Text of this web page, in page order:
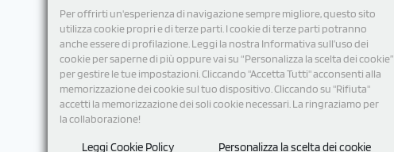
Per offrirti un'esperienza di navigazione sempre migliore, questo sito
utilizza cookie propri e di terze parti. I cookie di terze parti potranno
anche essere di profilazione. Leggi la nostra Informativa sull’uso dei
cookie per saperne di più oppure vai su “Personalizza la scelta dei cookie”
per gestire le tue impostazioni. Cliccando "Accetta Tutti" acconsenti alla
memorizzazione dei cookie sul tuo dispositivo. Cliccando su "Rifiuta"
accetti la memorizzazione dei soli cookie necessari. La ringraziamo per
la collaborazione!
Leggi Cookie Policy Personalizza la scelta dei cookie